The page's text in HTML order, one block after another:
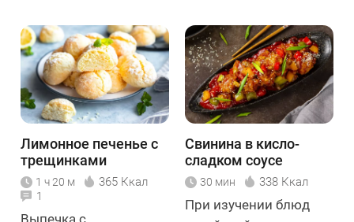
Лимонное печенье с
трещинками
1 ч 20 м 365 Ккал
1
Свинина в кисло-
сладком соусе
30 мин 338 Ккал
При изучении блюд